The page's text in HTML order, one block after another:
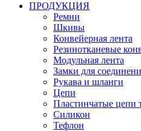
ПРОДУКЦИЯ
Ремни
Шкивы
Конвейерная лента
Резинотканевые
Модульная лента
Замки для
Рукава и шланги
Цепи
Пластинчатые цепи
Силикон
Тефлон